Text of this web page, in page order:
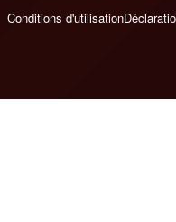
Conditions d'utilisation